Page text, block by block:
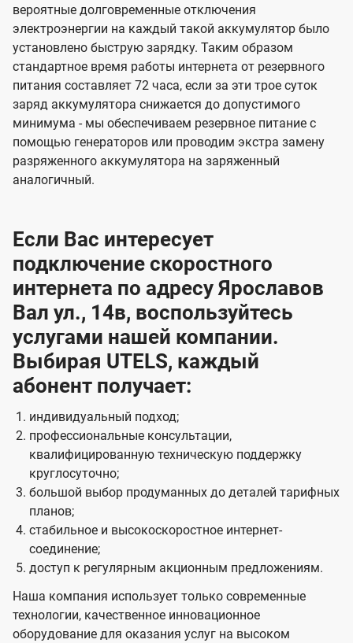
вероятные долговременные отключения
электроэнергии на каждый такой аккумулятор было
установлено быструю зарядку. Таким образом
стандартное время работы интернета от резервного
питания составляет 72 часа, если за эти трое суток
заряд аккумулятора снижается до допустимого
минимума - мы обеспечиваем резервное питание с
помощью генераторов или проводим экстра замену
разряженного аккумулятора на заряженный
аналогичный.
Если Вас интересует
подключение скоростного
интернета по адресу Ярославов
Вал ул., 14в, воспользуйтесь
услугами нашей компании.
Выбирая UTELS, каждый
абонент получает:
индивидуальный подход;
профессиональные консультации,
квалифицированную техническую поддержку
круглосуточно;
большой выбор продуманных до деталей тарифных
планов;
стабильное и высокоскоростное интернет-
соединение;
доступ к регулярным акционным предложениям.
Наша компания использует только современные
технологии, качественное инновационное
оборудование для оказания услуг на высоком